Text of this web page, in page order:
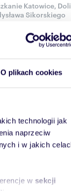
O plikach cookies
technologii jak
naprzeciw
i w jakich
w sekcji
Katowice,
Sikorskiego
na
,